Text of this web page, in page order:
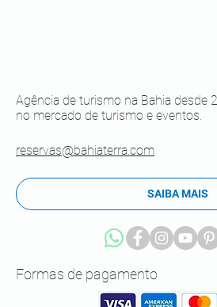
Formas de pagamento
Agência de turismo na Bahia desde
no mercado de turismo e eventos.
SAIBA MAIS
reservas@bahiaterra.com